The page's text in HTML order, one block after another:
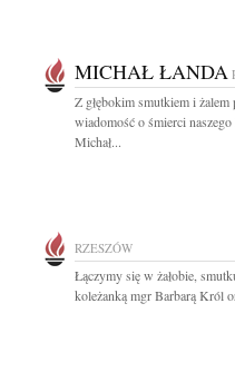
MICHAŁ ŁANDA
Z głębokim smutkiem i
wiadomość o śmierci
Michał...
RZESZÓW
Łączymy się w żałobie,
koleżanką mgr Barbarą Król